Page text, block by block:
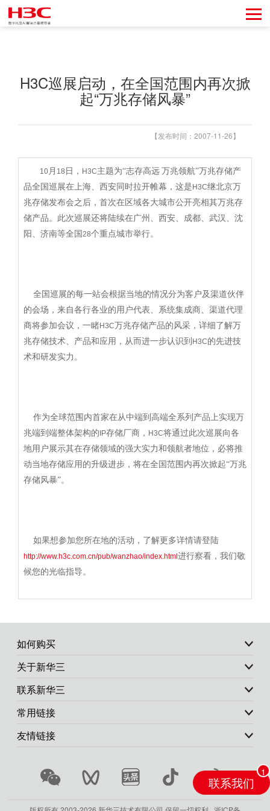
H3C巡展启动，在全国范围内再次掀
起“万兆存储风暴”
【发布时间：2007-11-26】
10月 18 日， H3C主题为“志存高远 万兆领航”万兆存储产
品全国巡展在上海、西安同时拉开帷幕，这是 H3C继北京万
兆存储发布会之后，首次在区域各大城市公开亮相其万兆存
储产品。此次巡展还将陆续在广州、西安、成都、 武汉 、沈
阳、济南等全国 28个重点城市举行。
全国巡展的每一站会根据当地的情况分为客户及渠道伙伴
的会场，来自各行各业的用户代表、系统集成商、渠道代理
商将参加会议，一睹H3C万兆存储产品的风采，详细了解万
兆存储技术、产品和应用，从而进一步认识到 H3C的先进技
术和研发实力。
作为全球范围内首家在从中端到高端全系列产品上实现万
兆端到端整体架构的 IP存储厂商， H3C将通过此次巡展向各
地用户展示其在存储领域的强大实力和领航者地位，必将推
动当地存储应用的升级进步，将在全国范围内再次掀起“万兆
存储风暴”。
如果想参加您所在地的活动，了解更多详情请登陆
http://www.h3c.com.cn/pub/wanzhao/index.html 进行察看，我们敬
候您的光临指导。
如何购买
关于新华三
联系新华三
常用链接
友情链接
联系我们